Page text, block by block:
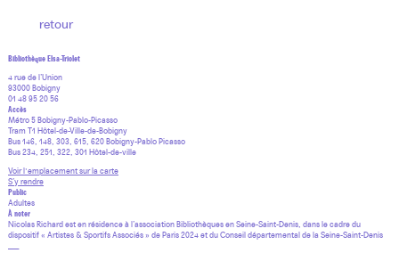
retour
Bibliothèque Elsa-Triolet
4 rue de l’Union
93000 Bobigny
01 48 95 20 56
Accès
Métro 5 Bobigny-Pablo-Picasso
Tram T1 Hôtel-de-Ville-de-Bobigny
Bus 146, 148, 303, 615, 620 Bobigny-Pablo Picasso
Bus 234, 251, 322, 301 Hôtel-de-ville
Voir l'emplacement sur la carte
S’y rendre
Public
Adultes
À noter
Nicolas Richard est en résidence à l’association Bibliothèques en Seine-Saint-Denis, dans le cadre du
dispositif « Artistes & Sportifs Associés » de Paris 2024 et du Conseil départemental de la Seine-Saint-Denis